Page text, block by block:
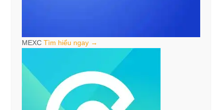
MEXC Tìm hiểu ngay →